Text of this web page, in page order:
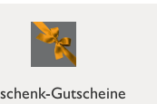
Gutscheine